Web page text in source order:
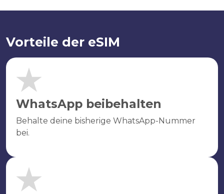
Vorteile der eSIM
WhatsApp beibehalten
Behalte deine bisherige WhatsApp-Nummer
bei.